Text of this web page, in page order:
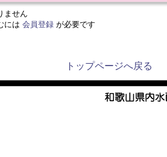
ません
には 会員登録 が必要です
トップページへ戻る